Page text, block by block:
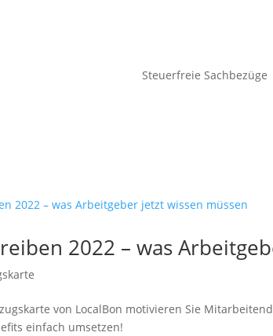
Steuerfreie Sachbezüge
2022 – was
von LocalBon motivieren Sie
einfach umsetzen!